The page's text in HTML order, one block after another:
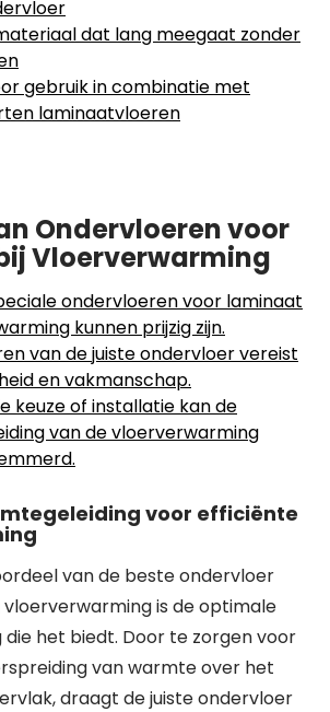
dat lang meegaat zonder
gebruik in combinatie met
laminaatvloeren
Ondervloeren voor
Vloerverwarming
ondervloeren voor laminaat
kunnen prijzig zijn.
van de juiste ondervloer vereist
en vakmanschap.
keuze of installatie kan de
van de vloerverwarming
voor efficiënte
van de beste ondervloer
is de optimale
het biedt. Door te zorgen voor
van warmte over het
draagt de juiste ondervloer